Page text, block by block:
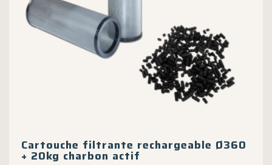
Cartouche filtrante rechargeable Ø360
+ 20kg charbon actif